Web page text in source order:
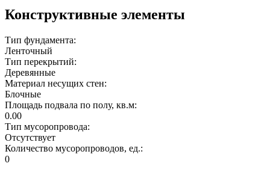
Конструктивные элементы
Тип фундамента:
Ленточный
Тип перекрытий:
Деревянные
Материал несущих стен:
Блочные
Площадь подвала по полу, кв.м:
0.00
Тип мусоропровода:
Отсутствует
Количество мусоропроводов, ед.:
0